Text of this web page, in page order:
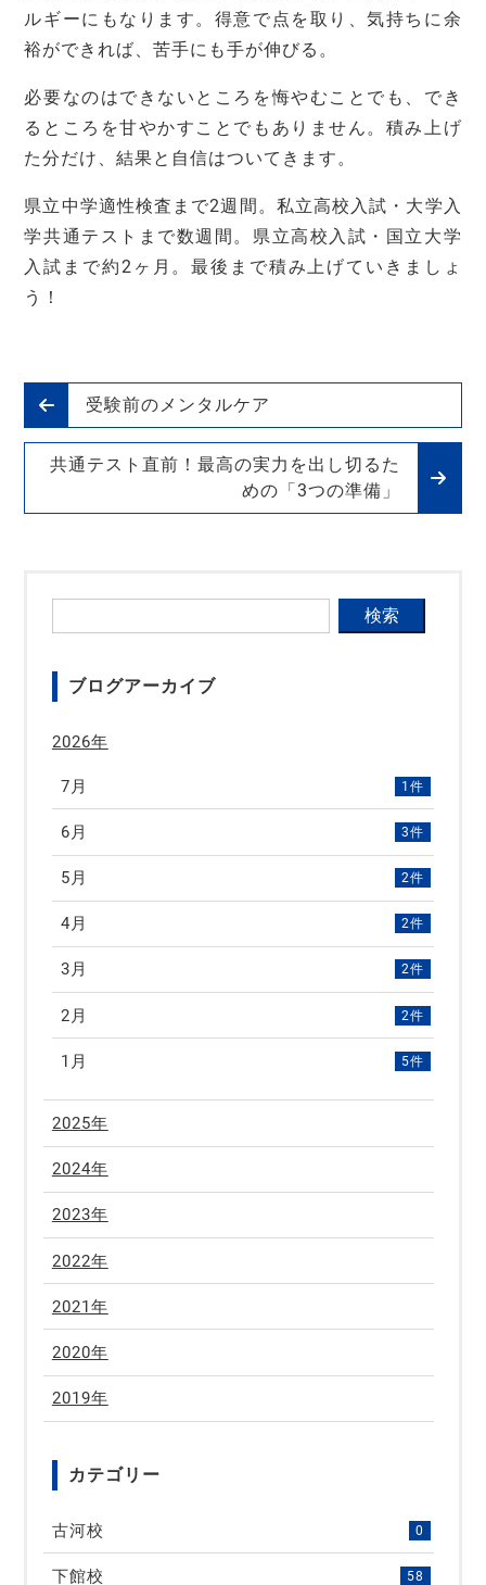
ルギーにもなります。得意で点を取り、気持ちに余
裕ができれば、苦手にも手が伸びる。
必要なのはできないところを悔やむことでも、でき
るところを甘やかすことでもありません。積み上げ
た分だけ、結果と自信はついてきます。
県立中学適性検査まで2週間。私立高校入試・大学入
学共通テストまで数週間。県立高校入試・国立大学
入試まで約2ヶ月。最後まで積み上げていきましょ
う！
受験前のメンタルケア
共通テスト直前！最高の実力を出し切るた
めの「3つの準備」
ブログアーカイブ
2026年
7月 1件
6月 3件
5月 2件
4月 2件
3月 2件
2月 2件
1月 5件
2025年
2024年
2023年
2022年
2021年
2020年
2019年
カテゴリー
古河校 0
下館校 58